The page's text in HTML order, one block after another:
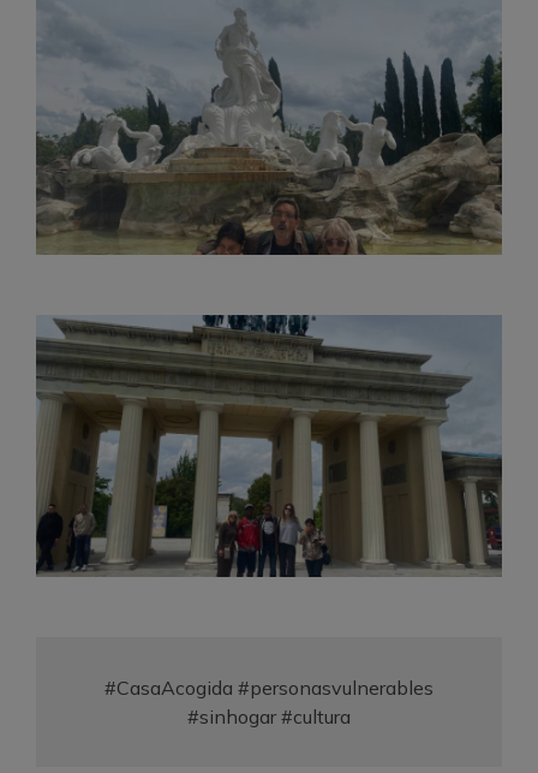
#CasaAcogida #personasvulnerables
#sinhogar #cultura